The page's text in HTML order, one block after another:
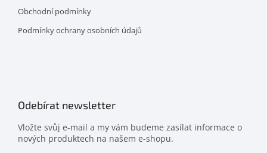
Obchodní podmínky
Podmínky ochrany osobních údajů
Odebírat newsletter
Vložte svůj e-mail a my vám budeme zasílat informace o
nových produktech na našem e-shopu.